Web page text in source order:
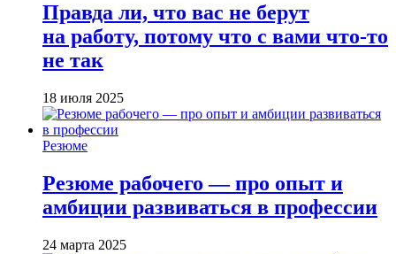
Правда ли, что вас не берут
на работу, потому что с вами что-то
не так
18 июля 2025
Резюме
Резюме рабочего — про опыт и
амбиции развиваться в профессии
24 марта 2025